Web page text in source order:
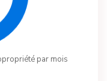
par mois